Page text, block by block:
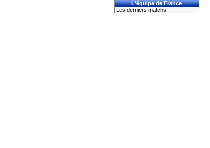
L'équipe de France
Les derniers matchs